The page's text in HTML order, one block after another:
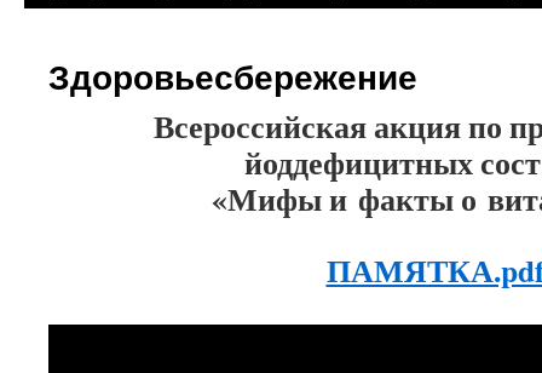
Здоровьесбережение
Всероссийская акция по
йоддефицитных
«Мифы и факты о